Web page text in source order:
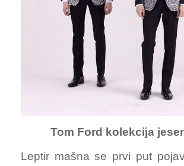
Tom Ford kolekcija
Leptir mašna se prvi put